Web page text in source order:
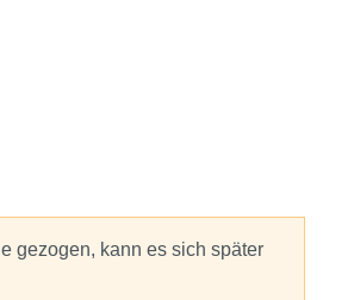
gezogen, kann es sich später